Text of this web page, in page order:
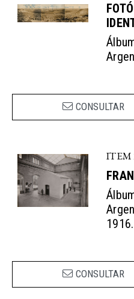
CONSULTAR
ITEM
1916.
CONSULTAR